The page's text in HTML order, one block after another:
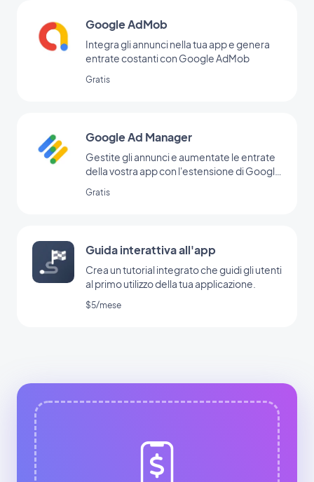
Google AdMob
Integra gli annunci nella tua app e genera
entrate costanti con Google AdMob
Gratis
Google Ad Manager
Gestite gli annunci e aumentate le entrate
della vostra app con l'estensione di Google
Gratis
Guida interattiva all'app
Crea un tutorial integrato che guidi gli utenti
al primo utilizzo della tua applicazione.
$5/mese